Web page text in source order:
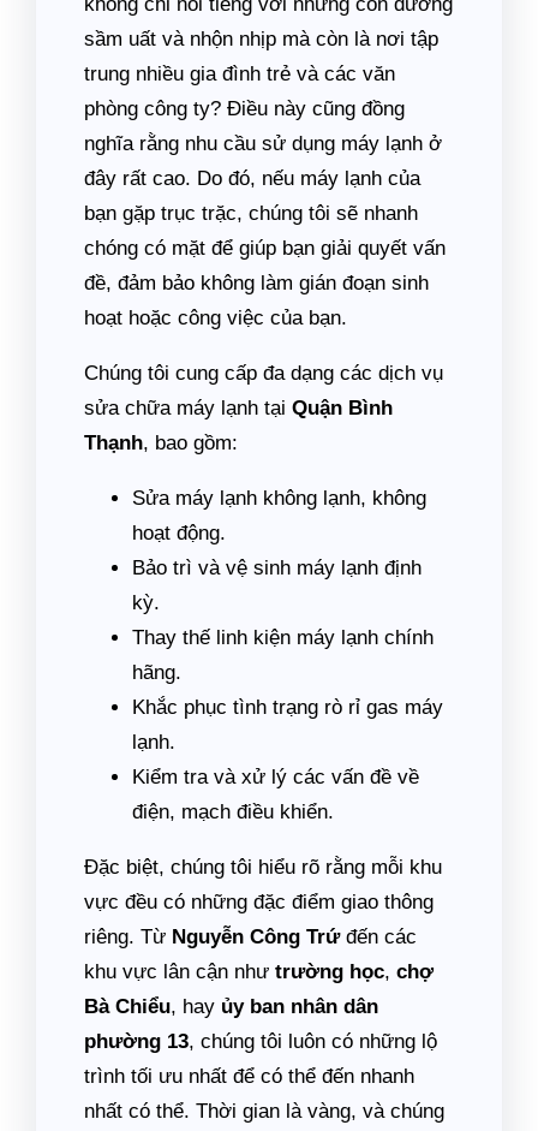
sầm uất và nhộn nhịp mà còn là nơi tập
trung nhiều gia đình trẻ và các văn
phòng công ty? Điều này cũng đồng
nghĩa rằng nhu cầu sử dụng máy lạnh ở
đây rất cao. Do đó, nếu máy lạnh của
bạn gặp trục trặc, chúng tôi sẽ nhanh
chóng có mặt để giúp bạn giải quyết vấn
đề, đảm bảo không làm gián đoạn sinh
hoạt hoặc công việc của bạn.
Chúng tôi cung cấp đa dạng các dịch vụ
sửa chữa máy lạnh tại Quận Bình
Thạnh, bao gồm:
Sửa máy lạnh không lạnh, không
hoạt động.
Bảo trì và vệ sinh máy lạnh định
kỳ.
Thay thế linh kiện máy lạnh chính
hãng.
Khắc phục tình trạng rò rỉ gas máy
lạnh.
Kiểm tra và xử lý các vấn đề về
điện, mạch điều khiển.
Đặc biệt, chúng tôi hiểu rõ rằng mỗi khu
vực đều có những đặc điểm giao thông
riêng. Từ Nguyễn Công Trứđến các
khu vực lân cận như trường học, chợ
Bà Chiểu, hay ủy ban nhân dân
phường 13, chúng tôi luôn có những lộ
trình tối ưu nhất để có thể đến nhanh
nhất có thể. Thời gian là vàng, và chúng